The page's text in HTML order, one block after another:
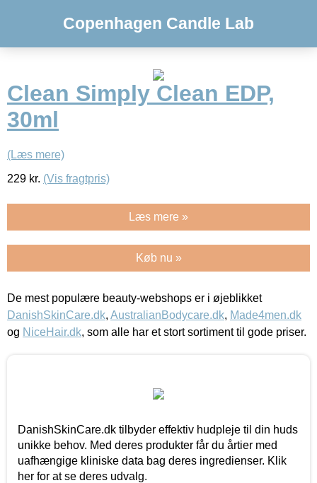
Copenhagen Candle Lab
Clean Simply Clean EDP,
30ml
(Læs mere)
229 kr. (Vis fragtpris)
Læs mere »
Køb nu »
De mest populære beauty-webshops er i øjeblikket
DanishSkinCare.dk, AustralianBodycare.dk, Made4men.dk
og NiceHair.dk, som alle har et stort sortiment til gode priser.
DanishSkinCare.dk tilbyder effektiv hudpleje til din huds
unikke behov. Med deres produkter får du årtier med
uafhængige kliniske data bag deres ingredienser. Klik
her for at se deres udvalg.